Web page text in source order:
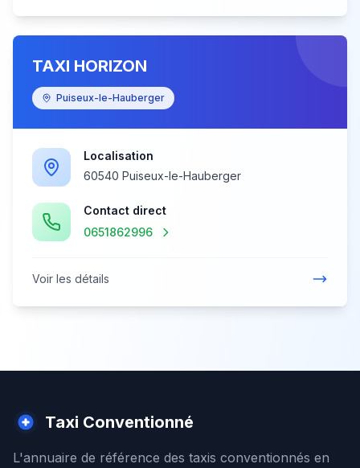
TAXI HORIZON
Puiseux-le-Hauberger
Localisation
60540 Puiseux-le-Hauberger
Contact direct
0651862996
Voir les détails
Taxi Conventionné
L'annuaire de référence des taxis conventionnés en